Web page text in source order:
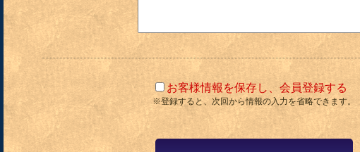
お客様情報を保存し、会員登録する
※登録すると、次回から情報の入力を省略できます。